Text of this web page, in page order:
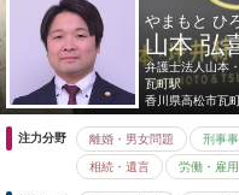
やまもと ひ
山本 弘
弁護士法人山本
瓦町駅
香川県高松市瓦
注力分野 離婚・男女問題 刑事
相続・遺言 労働・雇用